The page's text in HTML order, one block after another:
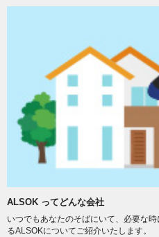
ALSOK ってどんな会社
いつでもあなたのそばにいて、必要な
るALSOKについてご紹介いたします。